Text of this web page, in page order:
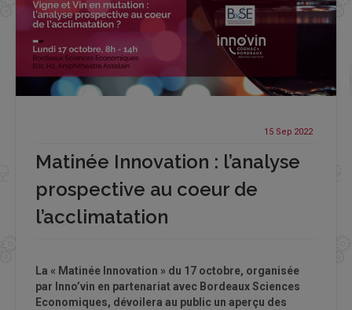
15 Sep 2022
Matinée Innovation : l’analyse
prospective au coeur de
l’acclimatation
La « Matinée Innovation » du 17 octobre, organisée
par Inno’vin en partenariat avec Bordeaux Sciences
Economiques, dévoilera au public un aperçu des